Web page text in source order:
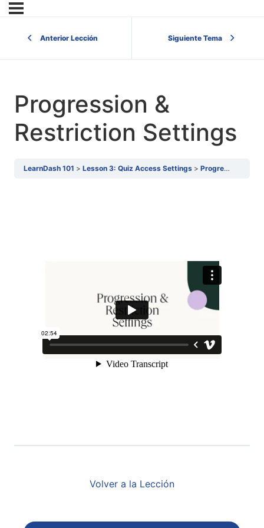
Anterior Lección Siguiente Tema
Progression &
Restriction Settings
LearnDash 101 Lesson 3: Quiz Access Settings Progression & Restriction Settings
Volver a la Lección